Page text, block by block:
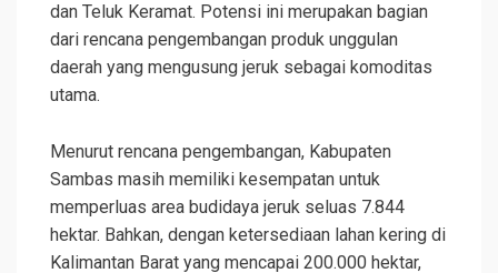
dan Teluk Keramat. Potensi ini merupakan bagian
dari rencana pengembangan produk unggulan
daerah yang mengusung jeruk sebagai komoditas
utama.
Menurut rencana pengembangan, Kabupaten
Sambas masih memiliki kesempatan untuk
memperluas area budidaya jeruk seluas 7.844
hektar. Bahkan, dengan ketersediaan lahan kering di
Kalimantan Barat yang mencapai 200.000 hektar,